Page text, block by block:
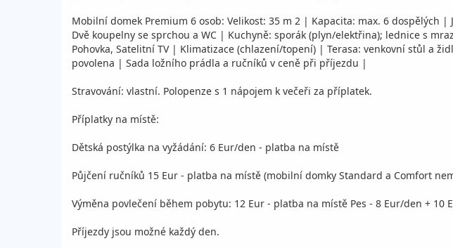
Mobilní domek Premium 6 osob: Velikost: 35 m 2 | Kapacita: max. 6 dospělých
Dvě koupelny se sprchou a WC | Kuchyně: sporák (plyn/elektřina); lednice s
Pohovka, Satelitní TV | Klimatizace (chlazení/topení) | Terasa: venkovní stůl a
povolena | Sada ložního prádla a ručníků v ceně při příjezdu |
Stravování: vlastní. Polopenze s 1 nápojem k večeři za příplatek.
Příplatky na místě:
Dětská postýlka na vyžádání: 6 Eur/den - platba na místě
Půjčení ručníků 15 Eur - platba na místě (mobilní domky Standard a Comfort
Výměna povlečení během pobytu: 12 Eur - platba na místě Pes - 8 Eur/den +
Příjezdy jsou možné každý den.